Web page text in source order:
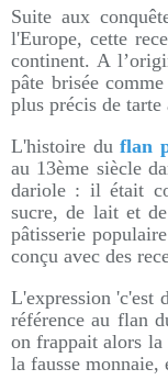
Suite aux
l'Europe, cette
continent. A
pâte brisée
plus précis de tarte
L'histoire du flan
au 13ème siècle
dariole : il était
sucre, de lait et
pâtisserie
conçu avec des
L'expression 'c'est
référence au flan
on frappait alors la
la fausse monnaie,